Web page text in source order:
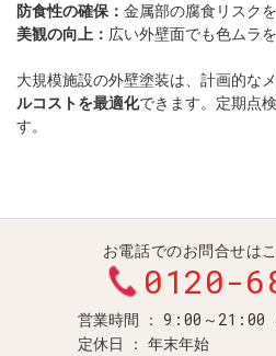
防食性の確保： 金属部の腐食リスク
美観の向上： 広い外壁面でも色ムラ
大規模施設の外壁塗装は、計画的な
ルコストを最適化できます。定期点
す。
お電話でのお問合せは
0120-
営業時間 9:00～21:00（
定休日 年末年始